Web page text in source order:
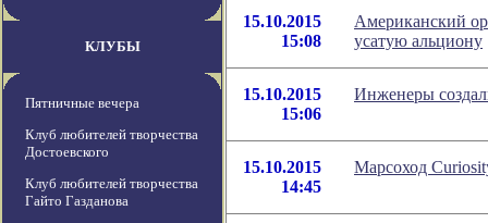
КЛУБЫ
Пятничные вечера
Клуб любителей творчества
Достоевского
Клуб любителей творчества
Гайто Газданова
15.10.2015
15:08
Американский
усатую альциону
15.10.2015
15:06
Инженеры
15.10.2015
14:45
Марсоход